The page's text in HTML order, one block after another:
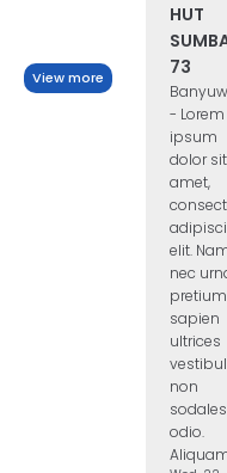
View more
HUT
73
- Lorem
ipsum
dolor sit
amet,
elit.
nec
pretium
sapien
ultrices
non
sodales
odio.